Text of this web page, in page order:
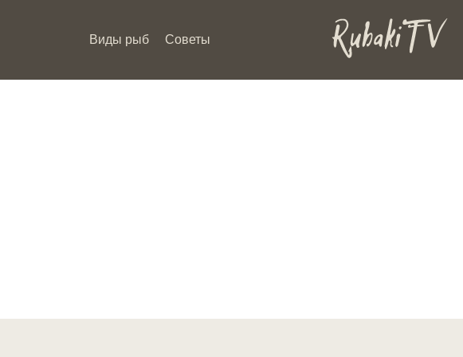
Виды рыб Советы